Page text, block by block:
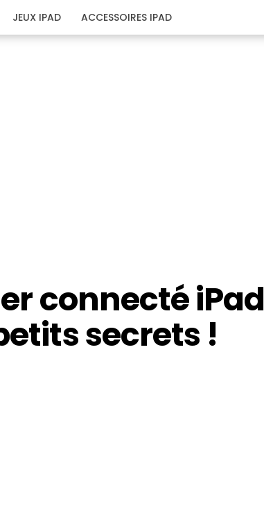
JEUX IPAD ACCESSOIRES IPAD
connecté iPad
secrets !